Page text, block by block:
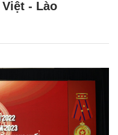
- Lào